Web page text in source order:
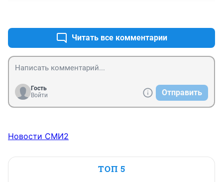
Читать все комментарии
Гость
Войти
Отправить
Новости СМИ2
ТОП 5